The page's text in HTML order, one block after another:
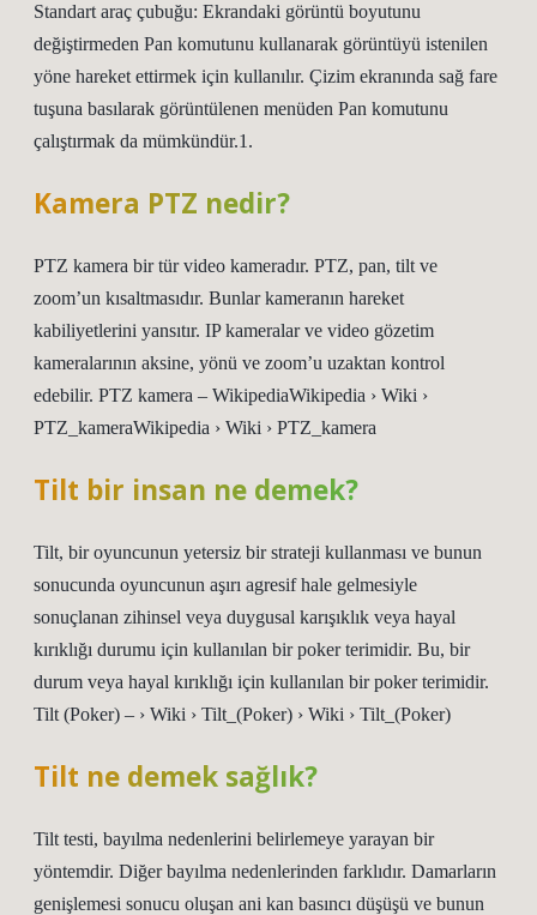
Standart araç çubuğu: Ekrandaki görüntü boyutunu
değiştirmeden Pan komutunu kullanarak görüntüyü istenilen
yöne hareket ettirmek için kullanılır. Çizim ekranında sağ fare
tuşuna basılarak görüntülenen menüden Pan komutunu
çalıştırmak da mümkündür.1.
Kamera PTZ nedir?
PTZ kamera bir tür video kameradır. PTZ, pan, tilt ve
zoom’un kısaltmasıdır. Bunlar kameranın hareket
kabiliyetlerini yansıtır. IP kameralar ve video gözetim
kameralarının aksine, yönü ve zoom’u uzaktan kontrol
edebilir. PTZ kamera – WikipediaWikipedia › Wiki ›
PTZ_kameraWikipedia › Wiki › PTZ_kamera
Tilt bir insan ne demek?
Tilt, bir oyuncunun yetersiz bir strateji kullanması ve bunun
sonucunda oyuncunun aşırı agresif hale gelmesiyle
sonuçlanan zihinsel veya duygusal karışıklık veya hayal
kırıklığı durumu için kullanılan bir poker terimidir. Bu, bir
durum veya hayal kırıklığı için kullanılan bir poker terimidir.
Tilt (Poker) – › Wiki › Tilt_(Poker) › Wiki › Tilt_(Poker)
Tilt ne demek sağlık?
Tilt testi, bayılma nedenlerini belirlemeye yarayan bir
yöntemdir. Diğer bayılma nedenlerinden farklıdır. Damarların
genişlemesi sonucu oluşan ani kan basıncı düşüşü ve bunun